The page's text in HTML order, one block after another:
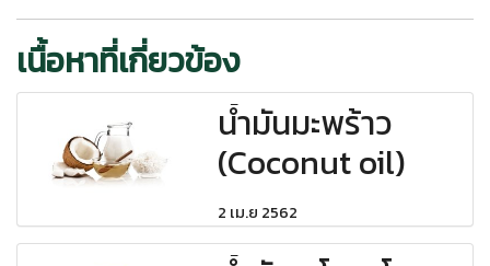
เนื้อหาที่เกี่ยวข้อง
น้ำมันมะพร้าว
(Coconut oil)
2 เม.ย 2562